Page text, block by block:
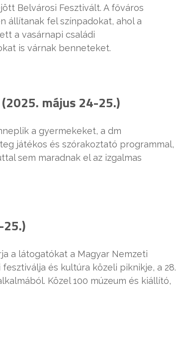
Belvárosi Fesztivált. A főváros
állítanak fel színpadokat, ahol a
a vasárnapi családi
is várnak benneteket.
május 24-25.)
a gyermekeket, a dm
játékos és szórakoztató programmal,
sem maradnak el az izgalmas
a látogatókat a Magyar Nemzeti
és kultúra közeli piknikje, a 28.
Közel 100 múzeum és kiállító,